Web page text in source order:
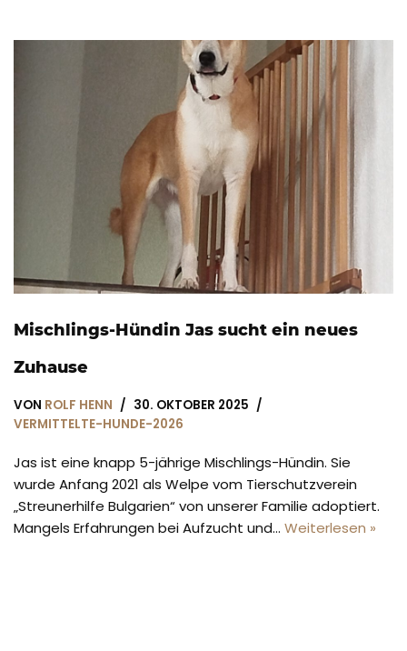
Mischlings-Hündin Jas sucht ein neues
Zuhause
VON ROLF HENN
30. OKTOBER 2025
VERMITTELTE-HUNDE-2026
Jas ist eine knapp 5-jährige Mischlings-Hündin. Sie
wurde Anfang 2021 als Welpe vom Tierschutzverein
„Streunerhilfe Bulgarien“ von unserer Familie adoptiert.
Mangels Erfahrungen bei Aufzucht und… Weiterlesen »